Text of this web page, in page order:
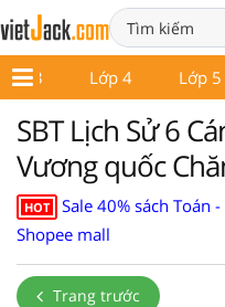
Lớp 3 Lớp 4 Lớp 5
SBT Lịch Sử 6
Vương quốc
HOT
Sale 40% sách Toán
Shopee mall
Trang trước